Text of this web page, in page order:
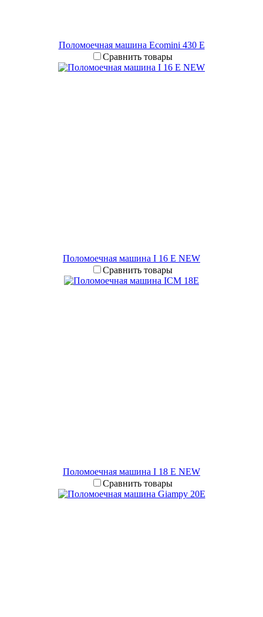
Поломоечная машина Ecomini 430 Е
Сравнить товары
Поломоечная машина I 16 E NEW
Сравнить товары
Поломоечная машина I 18 E NEW
Сравнить товары